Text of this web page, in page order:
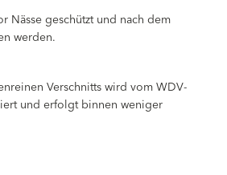
Nässe geschützt und nach dem
werden.
Verschnitts wird vom WDV-
und erfolgt binnen weniger